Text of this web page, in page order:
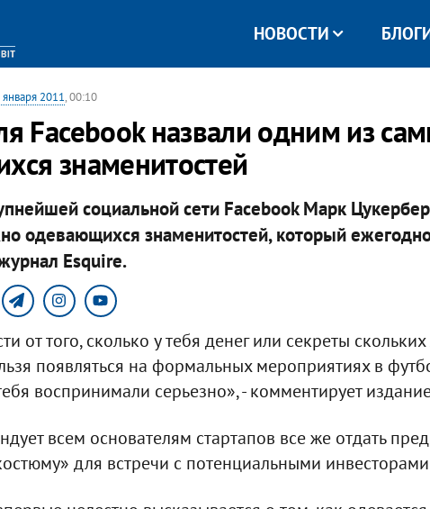
НОВОСТИ
января 2011, 00:10
Facebook назвали одним из
знаменитостей
социальной сети Facebook Марк
одевающихся знаменитостей, который ежегодно
Esquire.​
от того, сколько у тебя денег или секреты
появляться на формальных мероприятиях в
воспринимали серьезно», - комментирует
всем основателям стартапов все же отдать
для встречи с потенциальными